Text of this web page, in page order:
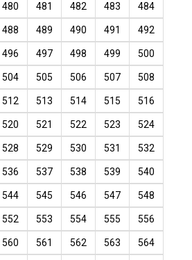
480 481 482 483 484
488 489 490 491 492
496 497 498 499 500
504 505 506 507 508
512 513 514 515 516
520 521 522 523 524
528 529 530 531 532
536 537 538 539 540
544 545 546 547 548
552 553 554 555 556
560 561 562 563 564